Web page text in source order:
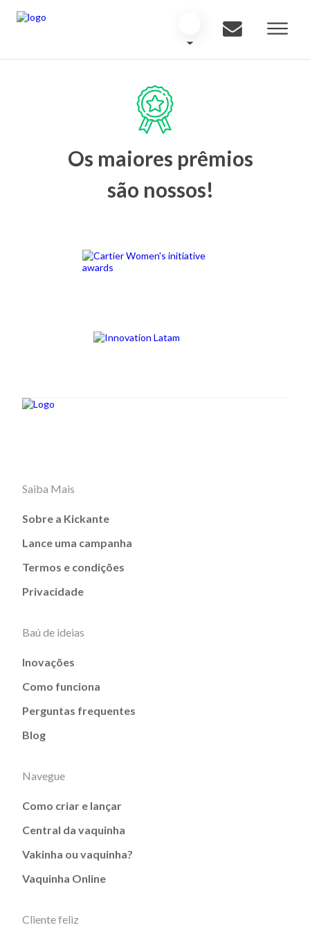
Os maiores prêmios
são nossos!
Saiba Mais
Sobre a Kickante
Lance uma campanha
Termos e condições
Privacidade
Baú de ideias
Inovações
Como funciona
Perguntas frequentes
Blog
Navegue
Como criar e lançar
Central da vaquinha
Vakinha ou vaquinha?
Vaquinha Online
Cliente feliz